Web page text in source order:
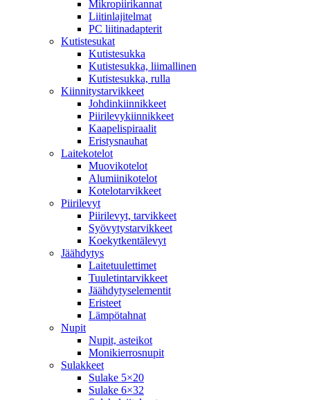
Mikropiirikannat
Liitinlajitelmat
PC liitinadapterit
Kutistesukat
Kutistesukka
Kutistesukka, liimallinen
Kutistesukka, rulla
Kiinnitystarvikkeet
Johdinkiinnikkeet
Piirilevykiinnikkeet
Kaapelispiraalit
Eristysnauhat
Laitekotelot
Muovikotelot
Alumiinikotelot
Kotelotarvikkeet
Piirilevyt
Piirilevyt, tarvikkeet
Syövytystarvikkeet
Koekytkentälevyt
Jäähdytys
Laitetuulettimet
Tuuletintarvikkeet
Jäähdytyselementit
Eristeet
Lämpötahnat
Nupit
Nupit, asteikot
Monikierrosnupit
Sulakkeet
Sulake 5×20
Sulake 6×32